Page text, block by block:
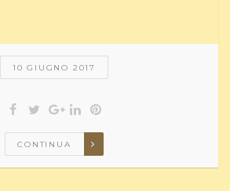
10 GIUGNO 2017
CONTINUA